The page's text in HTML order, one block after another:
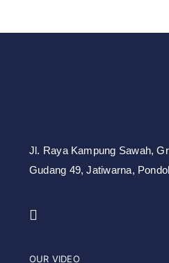
Jl. Raya Kampung Sawah,
Gudang 49,Jatiwarna,
OUR VIDEO